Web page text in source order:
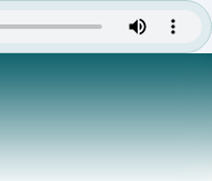
e a
hep&#xE1;tica